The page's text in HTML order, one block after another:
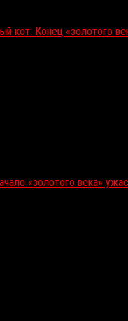
кот: Конец «золотого
«золотого века»